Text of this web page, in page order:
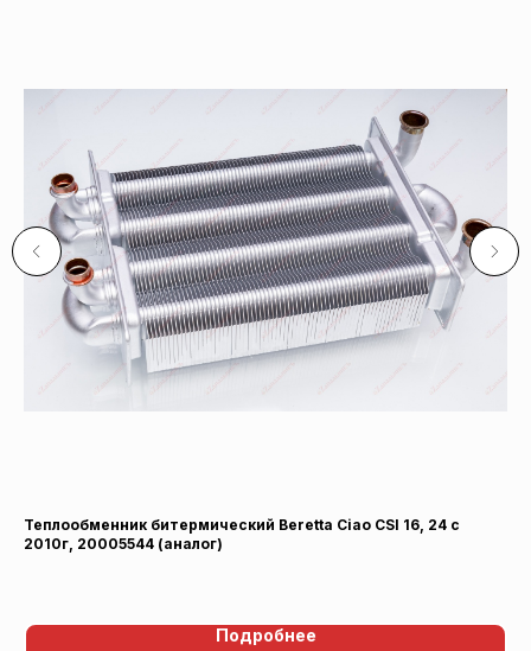
Теплообменник битермический Beretta Ciao CSI 16, 24 c
2010г, 20005544 (аналог)
Подробнее